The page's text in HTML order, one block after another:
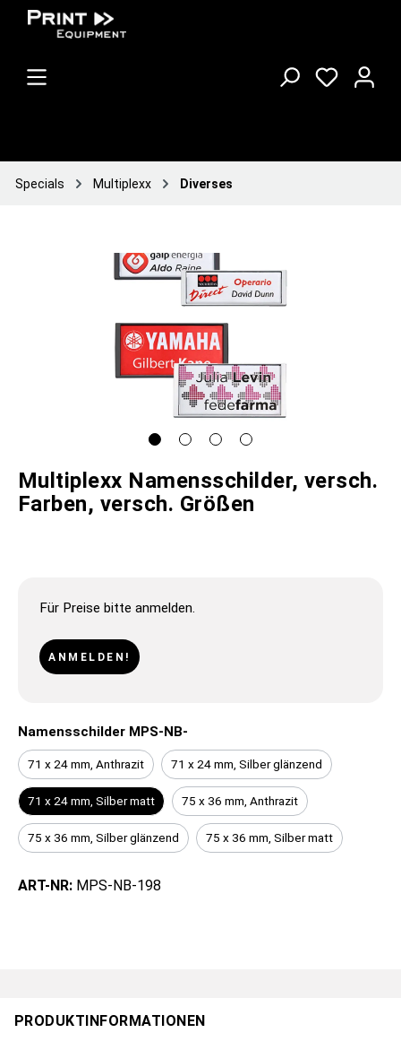
Specials Multiplexx Diverses
Multiplexx Namensschilder, versch.
Farben, versch. Größen
Für Preise bitte anmelden.
ANMELDEN!
Namensschilder MPS-NB-
71 x 24 mm, Anthrazit 71 x 24 mm, Silber glänzend
71 x 24 mm, Silber matt 75 x 36 mm, Anthrazit
75 x 36 mm, Silber glänzend 75 x 36 mm, Silber matt
ART-NR: MPS-NB-198
PRODUKTINFORMATIONEN